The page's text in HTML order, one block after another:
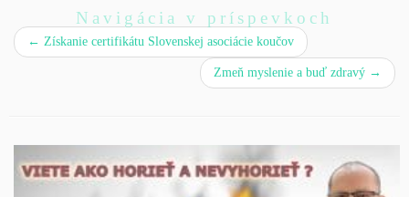
Navigácia v príspevkoch
← Získanie certifikátu Slovenskej asociácie koučov
Zmeň myslenie a buď zdravý →